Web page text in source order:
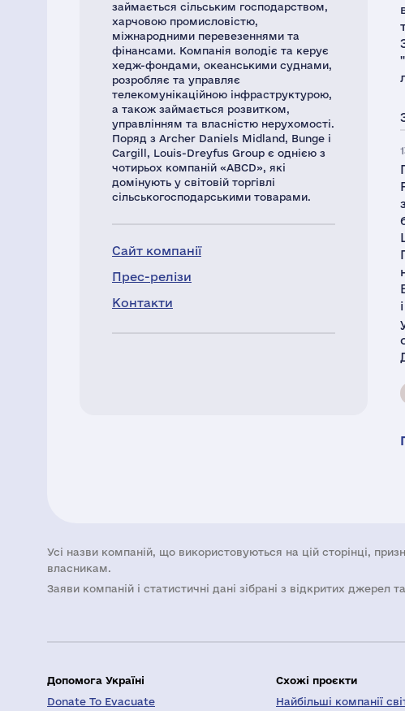
займається сільським господарством,
харчовою промисловістю,
міжнародними перевезеннями та
фінансами. Компанія володіє та керує
хедж-фондами, океанськими суднами,
розробляє та управляє
телекомунікаційною інфраструктурою,
а також займається розвитком,
управлінням та власністю нерухомості.
Поряд з Archer Daniels Midland, Bunge і
Cargill, Louis-Dreyfus Group є однією з
чотирьох компаній «ABCD», які
домінують у світовій торгівлі
сільськогосподарськими товарами.
Сайт компанії
Прес-релізи
Контакти
Усі назви компаній, що використовуються на цій сторінці,
власникам.
Заяви компаній i статистичні дані зібрані з відкритих джерел
Допомога Україні
Donate To Evacuate
Схожі проєкти
Найбільші компанії